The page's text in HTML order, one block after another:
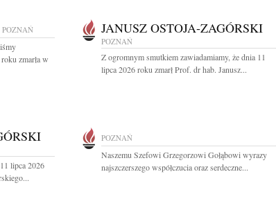
POZNAŃ
zmarła w
JANUSZ OSTOJA-ZAGÓRSKI
POZNAŃ
Z ogromnym smutkiem zawiadamiamy, że dnia 11
lipca 2026 roku zmarł Prof. dr hab. Janusz...
lipca 2026
POZNAŃ
Naszemu Szefowi Grzegorzowi Gołąbowi wyrazy
najszczerszego współczucia oraz serdeczne...